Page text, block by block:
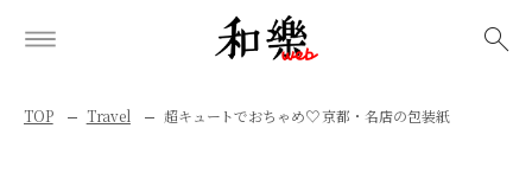
TOP Travel 超キュートでおちゃめ♡ 京都・名店の包装紙